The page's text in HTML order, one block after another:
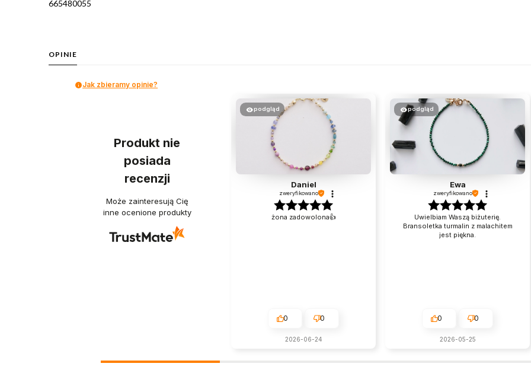
665480055
OPINIE
Jak zbieramy opinie?
Produkt nie
posiada
recenzji
Może zainteresują Cię
inne ocenione produkty
podgląd
Daniel
zweryfikowano
żona zadowolona👍️
0 0
2026-06-24
podgląd
Ewa
zweryfikowano
Uwielbiam Waszą biżuterię.
Bransoletka turmalin z malachitem
jest piękna.
0 0
2026-05-25